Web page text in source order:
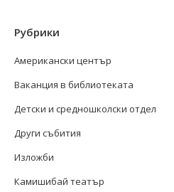
Рубрики
Американски център
Ваканция в библиотеката
Детски и средношколски отдел
Други събития
Изложби
Камишибай театър